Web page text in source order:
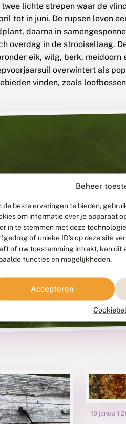
Beheer
de beste ervaringen te bieden,
om informatie over je apparaat
in te stemmen met deze
of unieke ID's op deze site
of uw toestemming intrekt, kan dit
functies en mogelijkheden.
Accepteren
twee lichte strepen waar de
tot in juni. De rupsen leven
daarna in
overdag in de strooisellaag.
eik, wilg, berk, meidoorn
overwintert als
vinden, zoals
19 januari